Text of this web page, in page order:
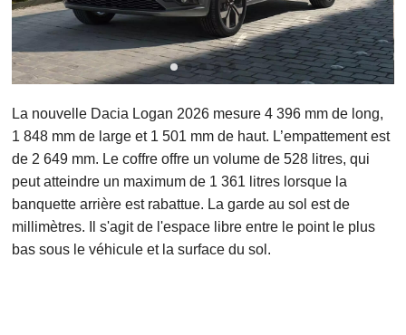
La nouvelle Dacia Logan 2026 mesure 4 396 mm de long,
1 848 mm de large et 1 501 mm de haut. L’empattement est
de 2 649 mm. Le coffre offre un volume de 528 litres, qui
peut atteindre un maximum de 1 361 litres lorsque la
banquette arrière est rabattue. La garde au sol est de
millimètres. Il s'agit de l'espace libre entre le point le plus
bas sous le véhicule et la surface du sol.